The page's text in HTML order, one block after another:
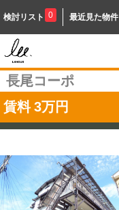
検討リスト 0 最近見た物件
長尾コーポ
賃料 3万円